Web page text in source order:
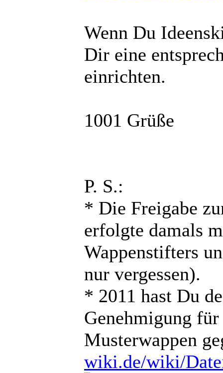
Wenn Du
Dir eine
einrichten.
1001 Grüße
P. S.:
* Die Freigabe
erfolgte damals
Wappenstifters
nur vergessen).
* 2011 hast Du
Genehmigung
Musterwappen
wiki.de/wiki/